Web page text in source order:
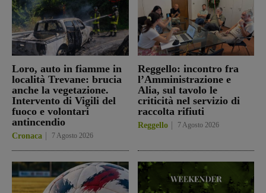
Loro, auto in fiamme in
località Trevane: brucia
anche la vegetazione.
Intervento di Vigili del
fuoco e volontari
antincendio
Cronaca 7 Agosto 2026
Reggello: incontro fra
l’Amministrazione e
Alia, sul tavolo le
criticità nel servizio di
raccolta rifiuti
Reggello 7 Agosto 2026